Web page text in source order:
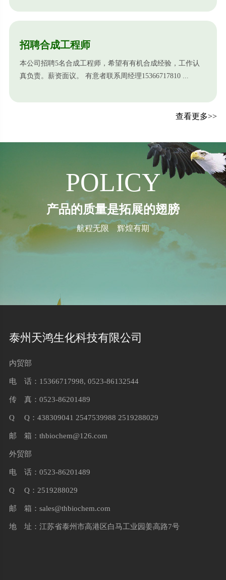
招聘合成工程师
本公司招聘5名合成工程师，希望有有机合成经验，工作认
真负责。薪资面议。 有意者联系周经理15366717810 ...
查看更多>>
POLICY
产品的质量是拓展的翅膀
航程无限 辉煌有期
泰州天鸿生化科技有限公司
内贸部
电 话：15366717998, 0523-86132544
传 真：0523-86201489
Q Q：438309041 2547539988 2519288029
邮 箱： thbiochem@126.com
外贸部
电 话：0523-86201489
Q Q：2519288029
邮 箱： sales@thbiochem.com
地 址：江苏省泰州市高港区白马工业园姜高路7号